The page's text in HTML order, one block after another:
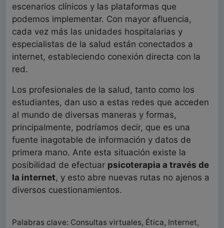
escenarios clínicos y las plataformas que
podemos implementar. Con mayor afluencia,
cada vez más las unidades hospitalarias y
especialistas de la salud están conectados a
internet, estableciendo conexión directa con la
red.
Los profesionales de la salud, tanto como los
estudiantes, dan uso a estas redes que acceden
al mundo de diversas maneras y formas,
principalmente, podríamos decir, que es una
fuente inagotable de información y datos de
primera mano. Ante esta situación existe la
posibilidad de efectuar psicoterapia a través de
la internet, y esto abre nuevas rutas no ajenos a
diversos cuestionamientos.
Palabras clave: Consultas virtuales, Ética, Internet,